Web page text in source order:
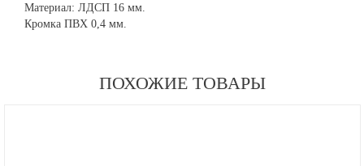
Материал: ЛДСП 16 мм.
Кромка ПВХ 0,4 мм.
ПОХОЖИЕ ТОВАРЫ